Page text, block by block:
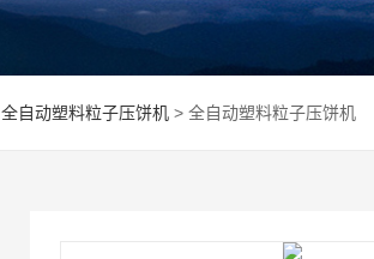
全自动塑料粒子压饼机 > 全自动塑料粒子压饼机